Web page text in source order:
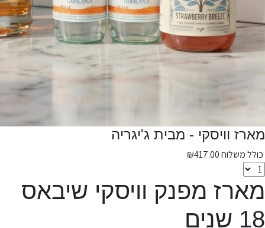
מארז וויסקי - מבית ג'יגריה
כולל משלוח ₪417.00
מארז מפנק וויסקי שיבאס
18 שנים